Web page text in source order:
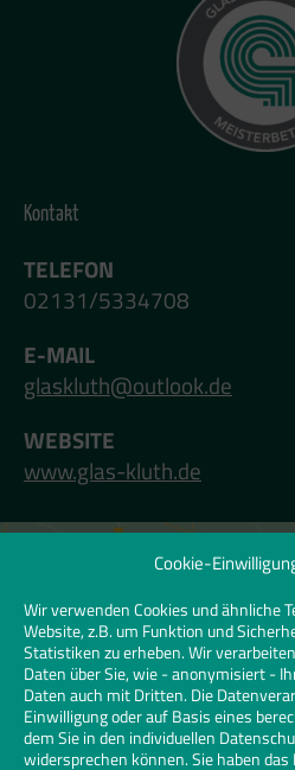
Cookie-
Wir verwenden Cookies und ähnliche
Website, z.B. um Funktion und
Statistiken zu erheben. Wir
Daten über Sie, wie - anonymisiert -
Daten auch mit Dritten. Die
Einwilligung oder auf Basis eines
dem Sie in den individuellen
widersprechen können. Sie haben
Kontakt
TELEFON
02131/5334708
E-MAIL
glaskluth@outlook.de
WEBSITE
www.glas-kluth.de
Klicken Sie hier, um
akzeptieren und
aktivieren | Click to
cookies and